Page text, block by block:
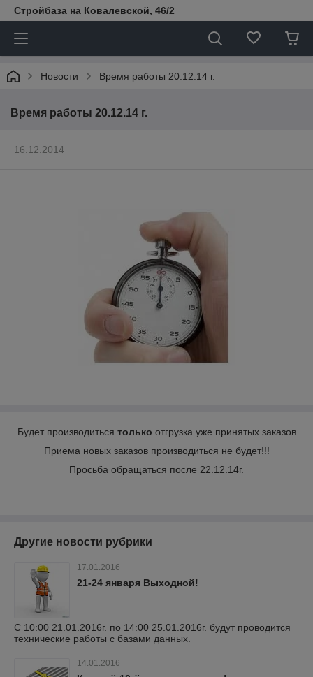
Стройбаза на Ковалевской, 46/2
Новости Время работы 20.12.14 г.
Время работы 20.12.14 г.
16.12.2014
Будет производиться только отгрузка уже принятых заказов.
Приема новых заказов производиться не будет!!!
Просьба обращаться после 22.12.14г.
Другие новости рубрики
17.01.2016
21-24 января Выходной!
С 10:00 21.01.2016г. по 14:00 25.01.2016г. будут проводится
технические работы с базами данных.
14.01.2016